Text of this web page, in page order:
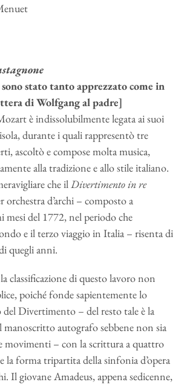
sono stato tanto apprezzato come in
di Wolfgang al padre]
è indissolubilmente legata ai suoi
durante i quali rappresentò tre
ascoltò e compose molta musica,
alla tradizione e allo stile italiano.
che ilDivertimento in re
orchestra d’archi – composto a
mesi del 1772, nel periodo che
e il terzo viaggio in Italia – risenta di
quegli anni.
classificazione di questo lavoro non
poiché fonde sapientemente lo
Divertimento – del resto tale è la
autografo sebbene non sia
movimenti – con la scrittura a quattro
la forma tripartita della sinfonia d’opera
Il giovane Amadeus, appena sedicenne,